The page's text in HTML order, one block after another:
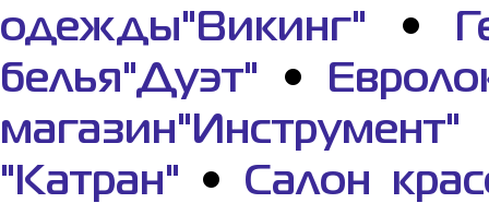
одежды"Викинг" •
белья"Дуэт" •
магазин"Инструмент"
"Катран" • Салон